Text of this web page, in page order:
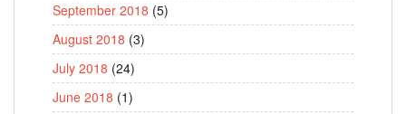
September 2018 (5)
August 2018 (3)
July 2018 (24)
June 2018 (1)